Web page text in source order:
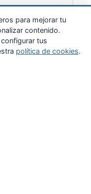
para mejorar tu
contenido.
tus
política de cookies.